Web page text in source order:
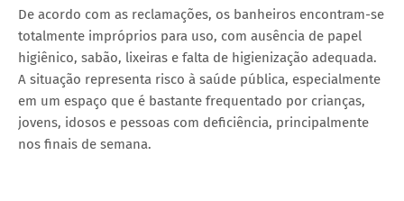
De acordo com as reclamações, os banheiros encontram-se
totalmente impróprios para uso, com ausência de papel
higiênico, sabão, lixeiras e falta de higienização adequada.
A situação representa risco à saúde pública, especialmente
em um espaço que é bastante frequentado por crianças,
jovens, idosos e pessoas com deficiência, principalmente
nos finais de semana.